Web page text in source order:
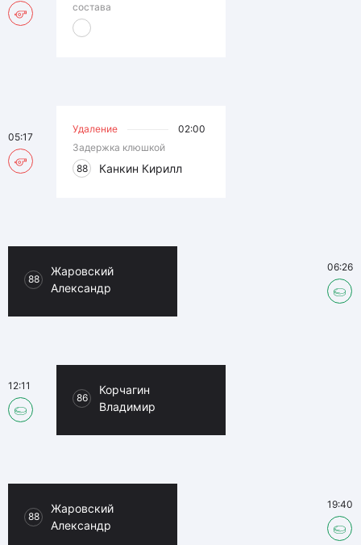
состава
Удаление
02:00
Задержка клюшкой
88
Канкин Кирилл
05:17
88
Жаровский
Александр
06:26
86
Корчагин
Владимир
12:11
88
Жаровский
Александр
19:40